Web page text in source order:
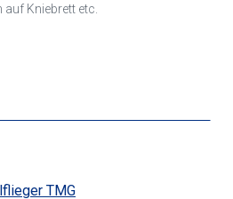
auf Kniebrett etc.